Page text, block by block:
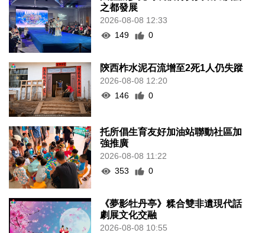
之都發展
2026-08-08 12:33
149
0
陝西柞水泥石流增至2死1人仍失蹤
2026-08-08 12:20
146
0
托所倡生育友好加油站聯動社區加
強推廣
2026-08-08 11:22
353
0
《夢影牡丹亭》糅合雙非遺現代話
劇展文化交融
2026-08-08 10:55